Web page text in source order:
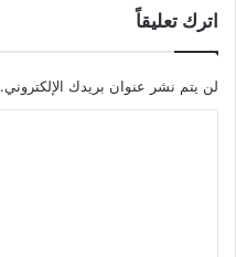
اترك تعليقاً
لن يتم نشر عنوان بريدك الإلكتروني.